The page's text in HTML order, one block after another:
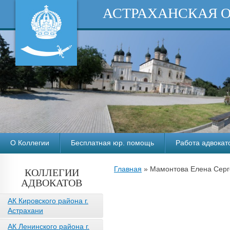
АСТРАХАНСКАЯ
О Коллегии Бесплатная юр. помощь Работа
КОЛЛЕГИИ
АДВОКАТОВ
АК Кировского района г.
Астрахани
АК Ленинского района г.
Главная » Мамонтова Елена